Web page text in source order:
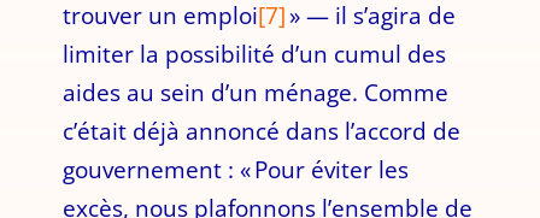
trouver un emploi[7]» — il s’agira de
limiter la possibilité d’un cumul des
aides au sein d’un ménage. Comme
c’était déjà annoncé dans l’accord de
gouvernement : « Pour éviter les
excès, nous plafonnons l’ensemble de